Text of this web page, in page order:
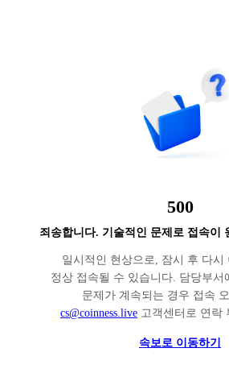
500
죄송합니다. 기술적인 문제로 접속이
일시적인 현상으로, 잠시 후 다시
정상 접속될 수 있습니다. 담당부서
문제가 계속되는 경우 접속
cs@coinness.live 고객센터로 연락
속보로 이동하기